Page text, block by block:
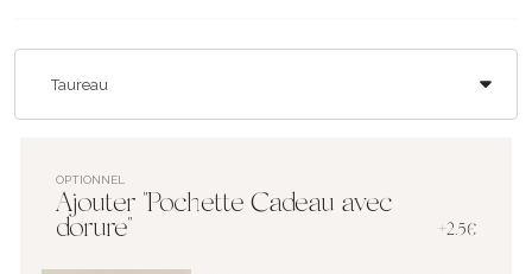
OPTIONNEL
Ajouter "Pochette Cadeau avec
dorure"
+2.5€